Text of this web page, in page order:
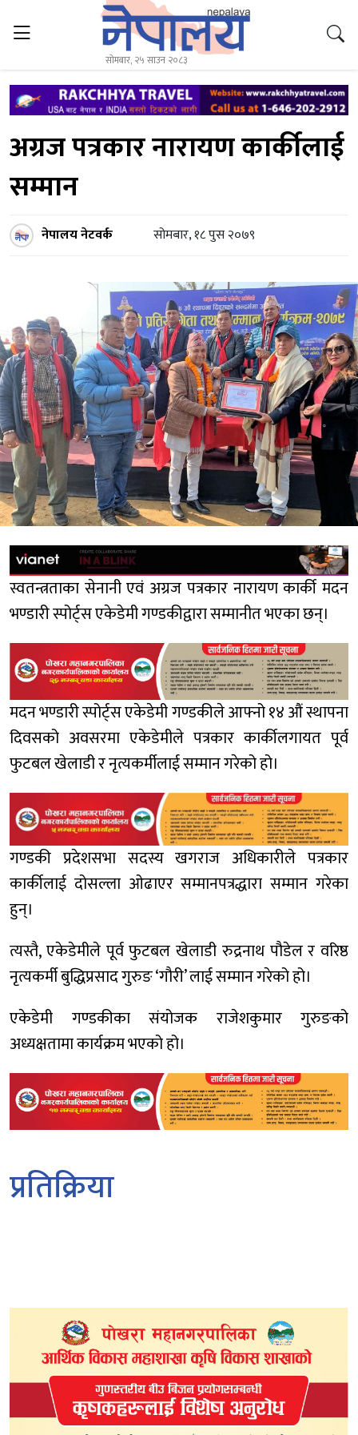
सोमबार, २५ साउन २०८३
अग्रज पत्रकार नारायण कार्कीलाई
सम्मान
नेपालय नेटवर्क सोमबार, १८ पुस २०७९
स्वतन्त्रताका सेनानी एवं अग्रज पत्रकार नारायण कार्की मदन
भण्डारी स्पोर्ट्स एकेडेमी गण्डकीद्वारा सम्मानीत भएका छन्।
मदन भण्डारी स्पोर्ट्स एकेडेमी गण्डकीले आफ्नो १४ औं स्थापना
दिवसको अवसरमा एकेडेमीले पत्रकार कार्कीलगायत पूर्व
फुटबल खेलाडी र नृत्यकर्मीलाई सम्मान गरेको हो।
गण्डकी प्रदेशसभा सदस्य खगराज अधिकारीले पत्रकार
कार्कीलाई दोसल्ला ओढाएर सम्मानपत्रद्धारा सम्मान गरेका
हुन्।
त्यस्तै, एकेडेमीले पूर्व फुटबल खेलाडी रुद्रनाथ पौडेल र वरिष्ठ
नृत्यकर्मी बुद्धिप्रसाद गुरुङ ‘गौरी’ लाई सम्मान गरेको हो।
एकेडेमी गण्डकीका संयोजक राजेशकुमार गुरुङको
अध्यक्षतामा कार्यक्रम भएको हो।
प्रतिक्रिया